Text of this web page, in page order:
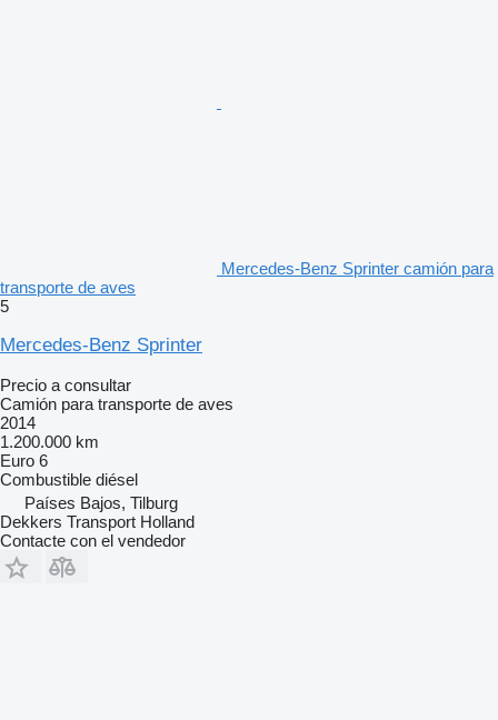
Mercedes-Benz Sprinter camión para
transporte de aves
5
Mercedes-Benz Sprinter
Precio a consultar
Camión para transporte de aves
2014
1.200.000 km
Euro 6
Combustible diésel
Países Bajos, Tilburg
Dekkers Transport Holland
Contacte con el vendedor